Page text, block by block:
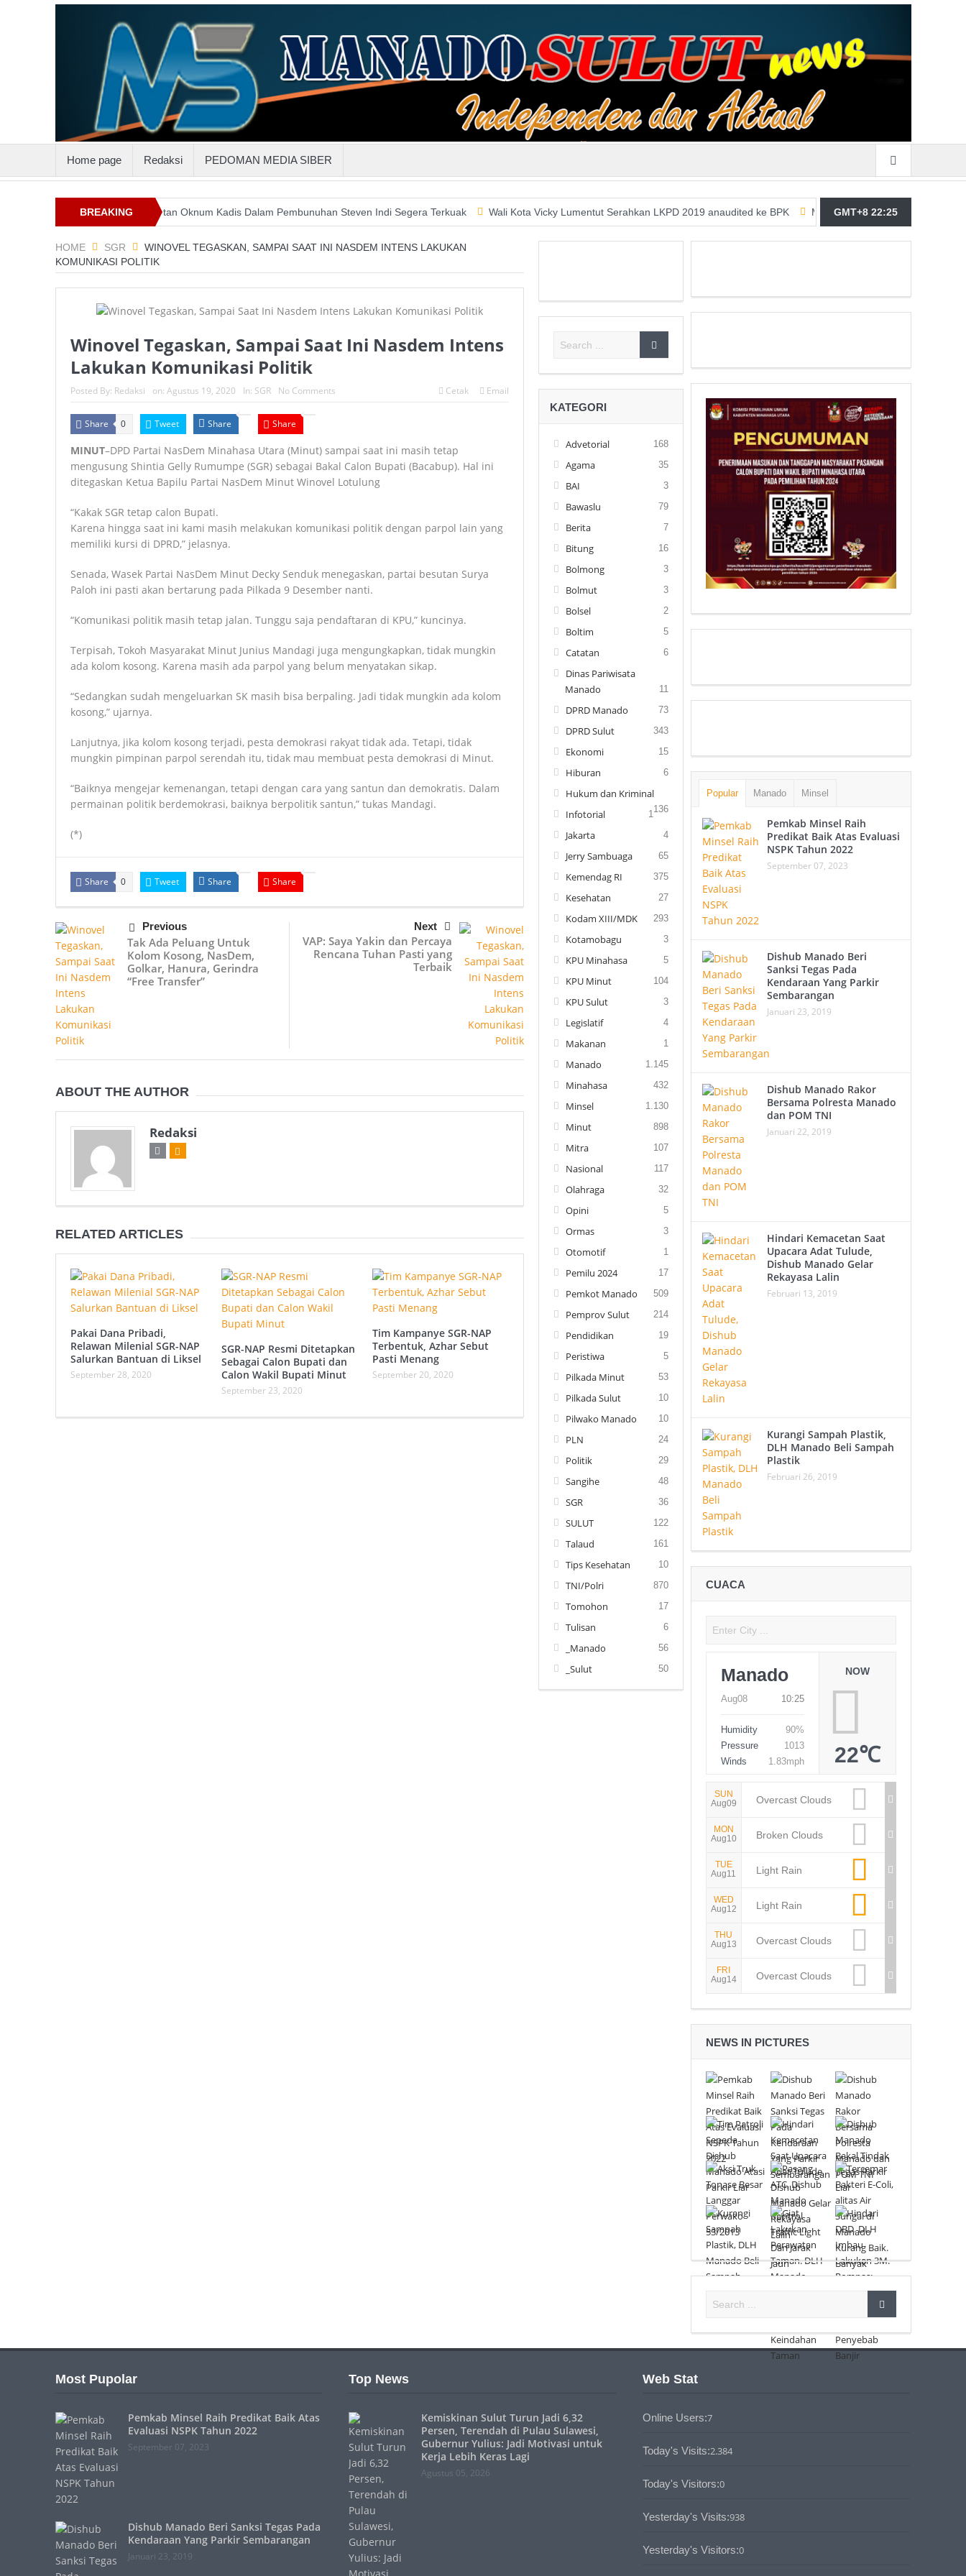
Home page Redaksi PEDOMAN MEDIA SIBER
BREAKING
NEWS
Keterlibatan Oknum Kadis Dalam Pembunuhan Steven Indi Segera Terkuak Wali Kota Vicky Lumentut Serahkan LKPD 2019 anaudited ke BPK Merasa Terpangil, GMBI Wilter Sulut Siap
GMT+8 22:25
HOME SGR
WINOVEL TEGASKAN, SAMPAI SAAT INI NASDEM INTENS LAKUKAN
KOMUNIKASI POLITIK
Winovel Tegaskan, Sampai Saat Ini Nasdem Intens
Lakukan Komunikasi Politik
Posted By: Redaksi on: Agustus 19, 2020 In: SGR No Comments Cetak Email
Share 0 Tweet Share Share
MINUT–DPD Partai NasDem Minahasa Utara (Minut) sampai saat ini masih tetap
mengusung Shintia Gelly Rumumpe (SGR) sebagai Bakal Calon Bupati (Bacabup). Hal ini
ditegaskan Ketua Bapilu Partai NasDem Minut Winovel Lotulung
“Kakak SGR tetap calon Bupati.
Karena hingga saat ini kami masih melakukan komunikasi politik dengan parpol lain yang
memiliki kursi di DPRD,” jelasnya.
Senada, Wasek Partai NasDem Minut Decky Senduk menegaskan, partai besutan Surya
Paloh ini pasti akan bertarung pada Pilkada 9 Desember nanti.
“Komunikasi politik masih tetap jalan. Tunggu saja pendaftaran di KPU,” kuncinya.
Terpisah, Tokoh Masyarakat Minut Junius Mandagi juga mengungkapkan, tidak mungkin
ada kolom kosong. Karena masih ada parpol yang belum menyatakan sikap.
“Sedangkan sudah mengeluarkan SK masih bisa berpaling. Jadi tidak mungkin ada kolom
kosong,” ujarnya.
Lanjutnya, jika kolom kosong terjadi, pesta demokrasi rakyat tidak ada. Tetapi, tidak
mungkin pimpinan parpol serendah itu, tidak mau membuat pesta demokrasi di Minut.
“Baiknya mengejar kemenangan, tetapi dengan cara yang santun dan demokratis. Dalam
permainan politik berdemokrasi, baiknya berpolitik santun,” tukas Mandagi.
(*)
Share 0 Tweet Share Share
Previous
Tak Ada Peluang Untuk
Kolom Kosong, NasDem,
Golkar, Hanura, Gerindra
“Free Transfer”
Next
VAP: Saya Yakin dan Percaya
Rencana Tuhan Pasti yang
Terbaik
ABOUT THE AUTHOR
Redaksi
RELATED ARTICLES
Pakai Dana Pribadi,
Relawan Milenial SGR-NAP
Salurkan Bantuan di Liksel
September 28, 2020
SGR-NAP Resmi Ditetapkan
Sebagai Calon Bupati dan
Calon Wakil Bupati Minut
September 23, 2020
Tim Kampanye SGR-NAP
Terbentuk, Azhar Sebut
Pasti Menang
September 20, 2020
KATEGORI
Advetorial 168
Agama 35
BAI 3
Bawaslu 79
Berita 7
Bitung 16
Bolmong 3
Bolmut 3
Bolsel 2
Boltim 5
Catatan 6
Dinas Pariwisata
Manado
11
DPRD Manado 73
DPRD Sulut 343
Ekonomi 15
Hiburan 6
Hukum dan Kriminal
136
Infotorial 1
Jakarta 4
Jerry Sambuaga 65
Kemendag RI 375
Kesehatan 27
Kodam XIII/MDK 293
Kotamobagu 3
KPU Minahasa 5
KPU Minut 104
KPU Sulut 3
Legislatif 4
Makanan 1
Manado 1.145
Minahasa 432
Minsel 1.130
Minut 898
Mitra 107
Nasional 117
Olahraga 32
Opini 5
Ormas 3
Otomotif 1
Pemilu 2024 17
Pemkot Manado 509
Pemprov Sulut 214
Pendidikan 19
Peristiwa 5
Pilkada Minut 53
Pilkada Sulut 10
Pilwako Manado 10
PLN 24
Politik 29
Sangihe 48
SGR 36
SULUT 122
Talaud 161
Tips Kesehatan 10
TNI/Polri 870
Tomohon 17
Tulisan 6
_Manado 56
_Sulut 50
Popular Manado Minsel
Pemkab Minsel Raih
Predikat Baik Atas Evaluasi
NSPK Tahun 2022
September 07, 2023
Dishub Manado Beri
Sanksi Tegas Pada
Kendaraan Yang Parkir
Sembarangan
Januari 23, 2019
Dishub Manado Rakor
Bersama Polresta Manado
dan POM TNI
Januari 22, 2019
Hindari Kemacetan Saat
Upacara Adat Tulude,
Dishub Manado Gelar
Rekayasa Lalin
Februari 13, 2019
Kurangi Sampah Plastik,
DLH Manado Beli Sampah
Plastik
Februari 26, 2019
CUACA
Manado
Aug08 10:25
Humidity
90%
Pressure
1013
Winds
1.83mph
NOW
22℃
SUN
Aug09
Overcast Clouds
MON
Aug10
Broken Clouds
TUE
Aug11
Light Rain
WED
Aug12
Light Rain
THU
Aug13
Overcast Clouds
FRI
Aug14
Overcast Clouds
NEWS IN PICTURES
Most Pupolar
Pemkab Minsel Raih Predikat Baik Atas
Evaluasi NSPK Tahun 2022
September 07, 2023
Dishub Manado Beri Sanksi Tegas Pada
Kendaraan Yang Parkir Sembarangan
Januari 23, 2019
Top News
Kemiskinan Sulut Turun Jadi 6,32
Persen, Terendah di Pulau Sulawesi,
Gubernur Yulius: Jadi Motivasi untuk
Kerja Lebih Keras Lagi
Agustus 05, 2026
Web Stat
Online Users:7
Today's Visits:2.384
Today's Visitors:0
Yesterday's Visits:938
Yesterday's Visitors:0